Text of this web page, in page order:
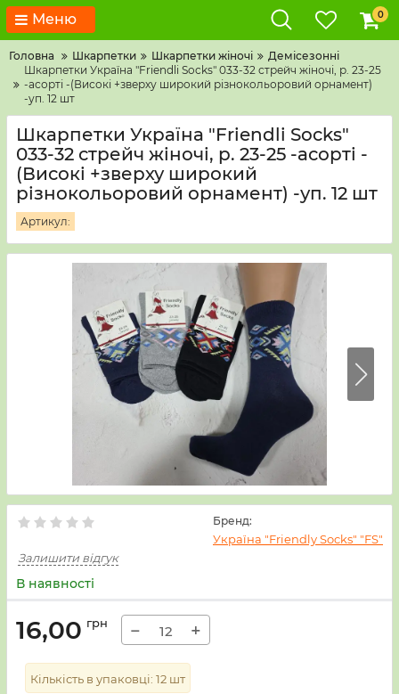
Меню 0
Головна Шкарпетки Шкарпетки жіночі
Демісезонні
Шкарпетки Україна "Friendli Socks" 033-32 стрейч жіночі, р. 23-25
-асорті -(Високі +зверху широкий різнокольоровий орнамент)
-уп. 12 шт
Шкарпетки Україна "Friendli Socks"
033-32 стрейч жіночі, р. 23-25 -асорті -
(Високі +зверху широкий
різнокольоровий орнамент) -уп. 12 шт
Артикул:
Бренд:
Україна "Friendly Socks" "FS"
Залишити відгук
В наявності
16,00 грн − +
Кількість в упаковці: 12 шт